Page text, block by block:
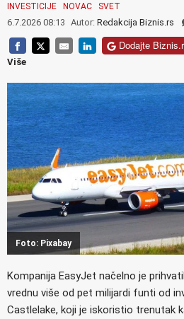
INVESTICIJE NOVAC SVET
6.7.2026 08:13 Autor: Redakcija Biznis.rs
Dodajte
Više
Foto: Pixabay
Kompanija EasyJet načelno je
vrednu više od pet milijardi funti od
Castlelake, koji je iskoristio trenutak